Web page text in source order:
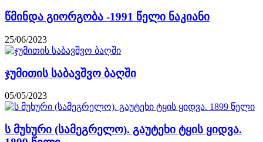
წმინდა გიორგობა -1991 წელი ნაკიანი
25/06/2023
ჯუმითის საბავშვო ბაღში
05/05/2023
ს მუხური (სამეგრელო). გაუტეხი ტყის ყიდვა.